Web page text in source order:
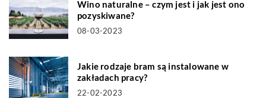
Wino naturalne – czym jest i jak jest ono
pozyskiwane?
08-03-2023
Jakie rodzaje bram są instalowane w
zakładach pracy?
22-02-2023